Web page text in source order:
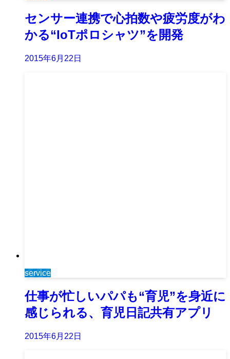
センサー連携で心拍数や疲労度がわ
かる“IoTポロシャツ”を開発
2015年6月22日
service
仕事が忙しいパパも“育児”を身近に
感じられる、育児日記共有アプリ
2015年6月22日